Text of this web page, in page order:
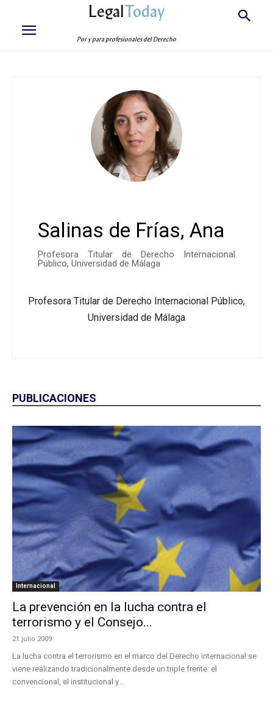
LegalToday
Por y para profesionales del Derecho
Salinas de Frías, Ana
Profesora Titular de Derecho Internacional
Público, Universidad de Málaga
Profesora Titular de Derecho Internacional Público,
Universidad de Málaga
PUBLICACIONES
Internacional
La prevención en la lucha contra el
terrorismo y el Consejo...
21 julio 2009
La lucha contra el terrorismo en el marco del Derecho internacional se
viene realizando tradicionalmente desde un triple frente: el
convencional, el institucional y...